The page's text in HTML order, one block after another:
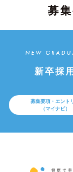
募
NEW
新卒採用
募集要項・エント
（マイナビ）